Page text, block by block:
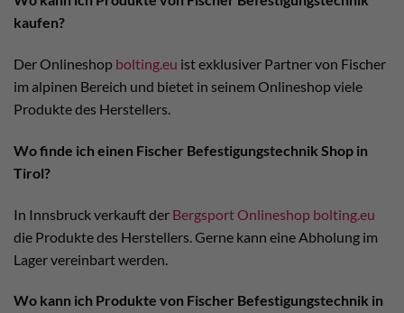
kaufen?
Der Onlineshop bolting.eu ist exklusiver Partner von Fischer
im alpinen Bereich und bietet in seinem Onlineshop viele
Produkte des Herstellers.
Wo finde ich einen Fischer Befestigungstechnik Shop in
Tirol?
In Innsbruck verkauft der Bergsport Onlineshop bolting.eu
die Produkte des Herstellers. Gerne kann eine Abholung im
Lager vereinbart werden.
Wo kann ich Produkte von Fischer Befestigungstechnik in